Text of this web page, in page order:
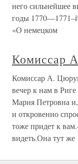
него сильнейшее
годы
«О немецком
Комиссар
Комиссар А.
вечер к нам в
Мария Петровна
и откровенно
тоже придет к
видеть.Она тут же